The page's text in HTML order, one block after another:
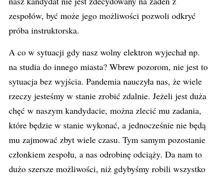
zespołów, być może jego możliwości pozwoli odkryć
próba instruktorska.
A co w sytuacji gdy nasz wolny elektron wyjechał np.
na studia do innego miasta? Wbrew pozorom, nie jest to
sytuacja bez wyjścia. Pandemia nauczyła nas, że wiele
rzeczy jesteśmy w stanie zrobić zdalnie. Jeżeli jest duża
chęć w naszym kandydacie, można zlecić mu zadania,
które będzie w stanie wykonać, a jednocześnie nie będą
mu zajmować zbyt wiele czasu. Tym samym pozostanie
członkiem zespołu, a nas odrobinę odciąży. Da nam to
dużo szersze możliwości, niż gdybyśmy robili wszystko